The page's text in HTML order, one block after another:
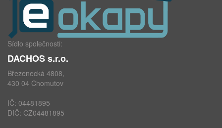
Sídlo společnosti:
DACHOS s.r.o.
Březenecká 4808,
430 04 Chomutov
IČ: 04481895
DIČ: CZ04481895